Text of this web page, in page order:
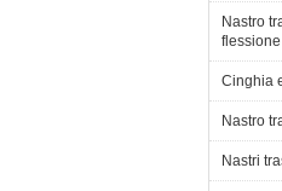
Nastro
flessione
Cinghia
Nastro
Nastri